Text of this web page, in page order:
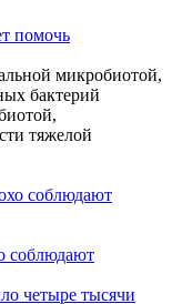
помочь
микробиотой,
бактерий
тяжелой
соблюдают